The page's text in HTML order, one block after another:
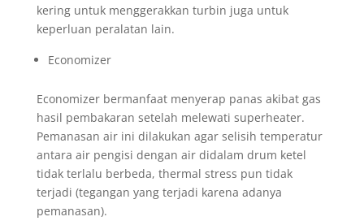
kering untuk menggerakkan turbin juga untuk
keperluan peralatan lain.
Economizer
Economizer bermanfaat menyerap panas akibat gas
hasil pembakaran setelah melewati superheater.
Pemanasan air ini dilakukan agar selisih temperatur
antara air pengisi dengan air didalam drum ketel
tidak terlalu berbeda, thermal stress pun tidak
terjadi (tegangan yang terjadi karena adanya
pemanasan).